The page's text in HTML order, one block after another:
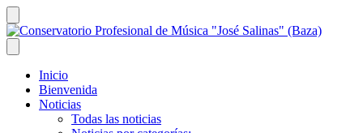
Saltar
al
contenido
Inicio
Bienvenida
Noticias
Todas las noticias